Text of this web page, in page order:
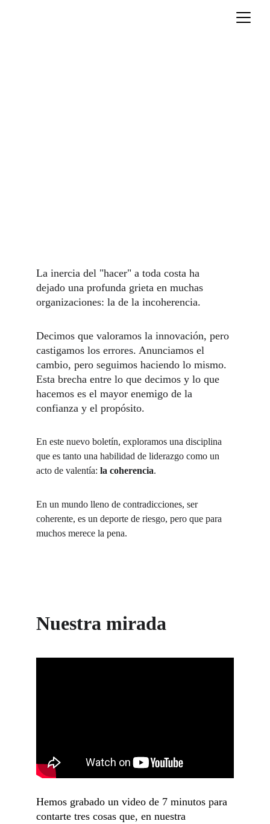
La inercia del "hacer" a toda costa ha
dejado una profunda grieta en muchas
organizaciones: la de la incoherencia.
Decimos que valoramos la innovación, pero
castigamos los errores. Anunciamos el
cambio, pero seguimos haciendo lo mismo.
Esta brecha entre lo que decimos y lo que
hacemos es el mayor enemigo de la
confianza y el propósito.
En este nuevo boletín, exploramos una disciplina
que es tanto una habilidad de liderazgo como un
acto de valentía: la coherencia.
En un mundo lleno de contradicciones, ser
coherente, es un deporte de riesgo, pero que para
muchos merece la pena.
Nuestra mirada
Hemos grabado un video de 7 minutos para
contarte tres cosas que, en nuestra